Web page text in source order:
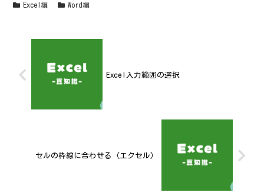
Excel編 Word編
Excel入力範囲の選択
セルの枠線に合わせる（エクセル）